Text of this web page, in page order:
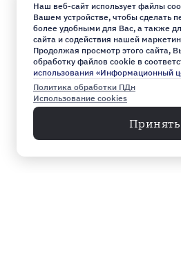
Наш веб-сайт использует файлы
Вашем устройстве, чтобы сделать
более удобными для Вас, а также
сайта и содействия нашей
Продолжая просмотр этого сайта,
обработку файлов cookie в
использования «Информационный
Политика обработки ПДн
Использование cookies
Принять